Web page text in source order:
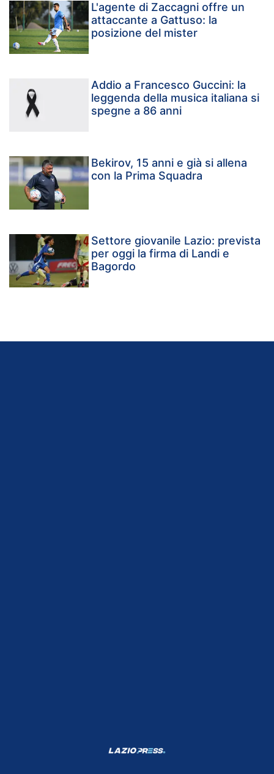
L'agente di Zaccagni offre un
attaccante a Gattuso: la
posizione del mister
Addio a Francesco Guccini: la
leggenda della musica italiana si
spegne a 86 anni
Bekirov, 15 anni e già si allena
con la Prima Squadra
Settore giovanile Lazio: prevista
per oggi la firma di Landi e
Bagordo